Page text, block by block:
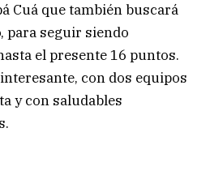
Cuá que también buscará
para seguir siendo
el presente 16 puntos.
con dos equipos
y con saludables